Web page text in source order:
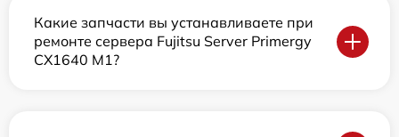
Какие запчасти вы устанавливаете при
ремонте сервера Fujitsu Server Primergy
CX1640 M1?